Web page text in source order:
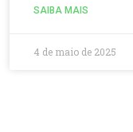
SAIBA MAIS
4 de maio de 2025